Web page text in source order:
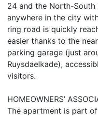
24 and the North-
anywhere in the city
ring road is quickly
easier thanks to the
parking garage (just
Ruysdaelkade),
visitors.
HOMEOWNERS’
The apartment is part of